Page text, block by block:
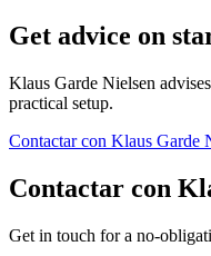
Get advice on
Klaus Garde Nielsen
practical setup.
Contactar con Klaus Garde
Contactar con
Get in touch for a no-